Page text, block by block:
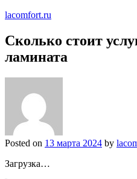
lacomfort.ru
Сколько стоит
ламината
Posted on 13 марта 2024 by
Загрузка…